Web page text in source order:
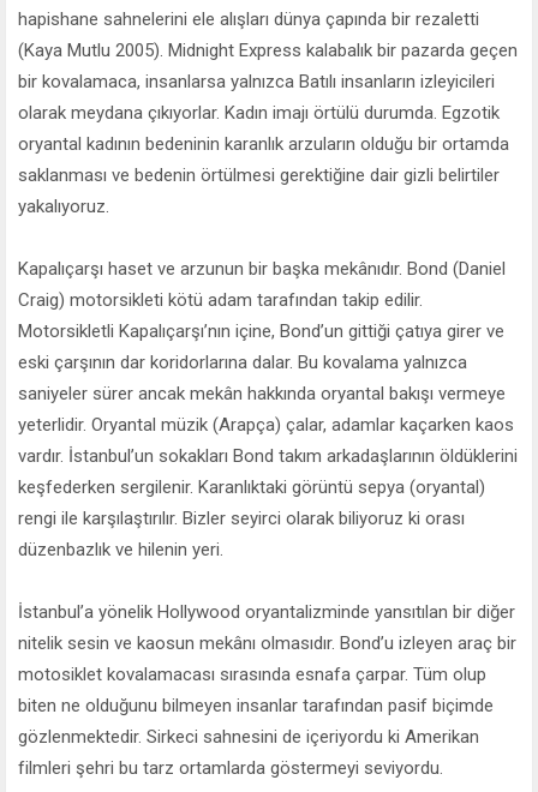
hapishane sahnelerini ele alışları dünya çapında bir rezaletti
(Kaya Mutlu 2005). Midnight Express kalabalık bir pazarda geçen
bir kovalamaca, insanlarsa yalnızca Batılı insanların izleyicileri
olarak meydana çıkıyorlar. Kadın imajı örtülü durumda. Egzotik
oryantal kadının bedeninin karanlık arzuların olduğu bir ortamda
saklanması ve bedenin örtülmesi gerektiğine dair gizli belirtiler
yakalıyoruz.
Kapalıçarşı haset ve arzunun bir başka mekânıdır. Bond (Daniel
Craig) motorsikleti kötü adam tarafından takip edilir.
Motorsikletli Kapalıçarşı’nın içine, Bond’un gittiği çatıya girer ve
eski çarşının dar koridorlarına dalar. Bu kovalama yalnızca
saniyeler sürer ancak mekân hakkında oryantal bakışı vermeye
yeterlidir. Oryantal müzik (Arapça) çalar, adamlar kaçarken kaos
vardır. İstanbul’un sokakları Bond takım arkadaşlarının öldüklerini
keşfederken sergilenir. Karanlıktaki görüntü sepya (oryantal)
rengi ile karşılaştırılır. Bizler seyirci olarak biliyoruz ki orası
düzenbazlık ve hilenin yeri.
İstanbul’a yönelik Hollywood oryantalizminde yansıtılan bir diğer
nitelik sesin ve kaosun mekânı olmasıdır. Bond’u izleyen araç bir
motosiklet kovalamacası sırasında esnafa çarpar. Tüm olup
biten ne olduğunu bilmeyen insanlar tarafından pasif biçimde
gözlenmektedir. Sirkeci sahnesini de içeriyordu ki Amerikan
filmleri şehri bu tarz ortamlarda göstermeyi seviyordu.